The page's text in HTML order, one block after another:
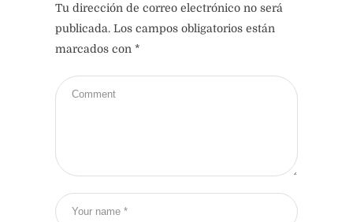
Tu dirección de correo electrónico no será
publicada. Los campos obligatorios están
marcados con *